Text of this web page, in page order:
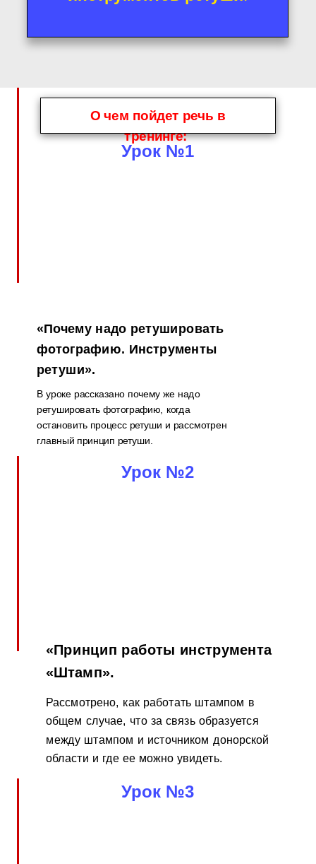
О чем пойдет речь в
тренинге:
Урок №1
«Почему надо ретушировать
фотографию. Инструменты
ретуши».
В уроке рассказано почему же надо
ретушировать фотографию, когда
остановить процесс ретуши и рассмотрен
главный принцип ретуши.
Урок №2
«Принцип работы инструмента
«Штамп».
Рассмотрено, как работать штампом в
общем случае, что за связь образуется
между штампом и источником донорской
области и где ее можно увидеть.
Урок №3